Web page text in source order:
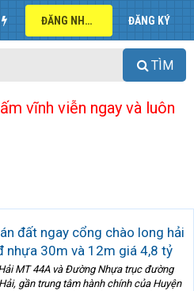
ĐĂNG NHẬP ĐĂNG KÝ
TÌM
vĩnh viễn ngay và luôn
đất ngay cổng chào long hải
nhựa 30m và 12m giá 4,8 tỷ
MT 44A và Đường Nhựa trục đường
gần trung tâm hành chính của Huyện